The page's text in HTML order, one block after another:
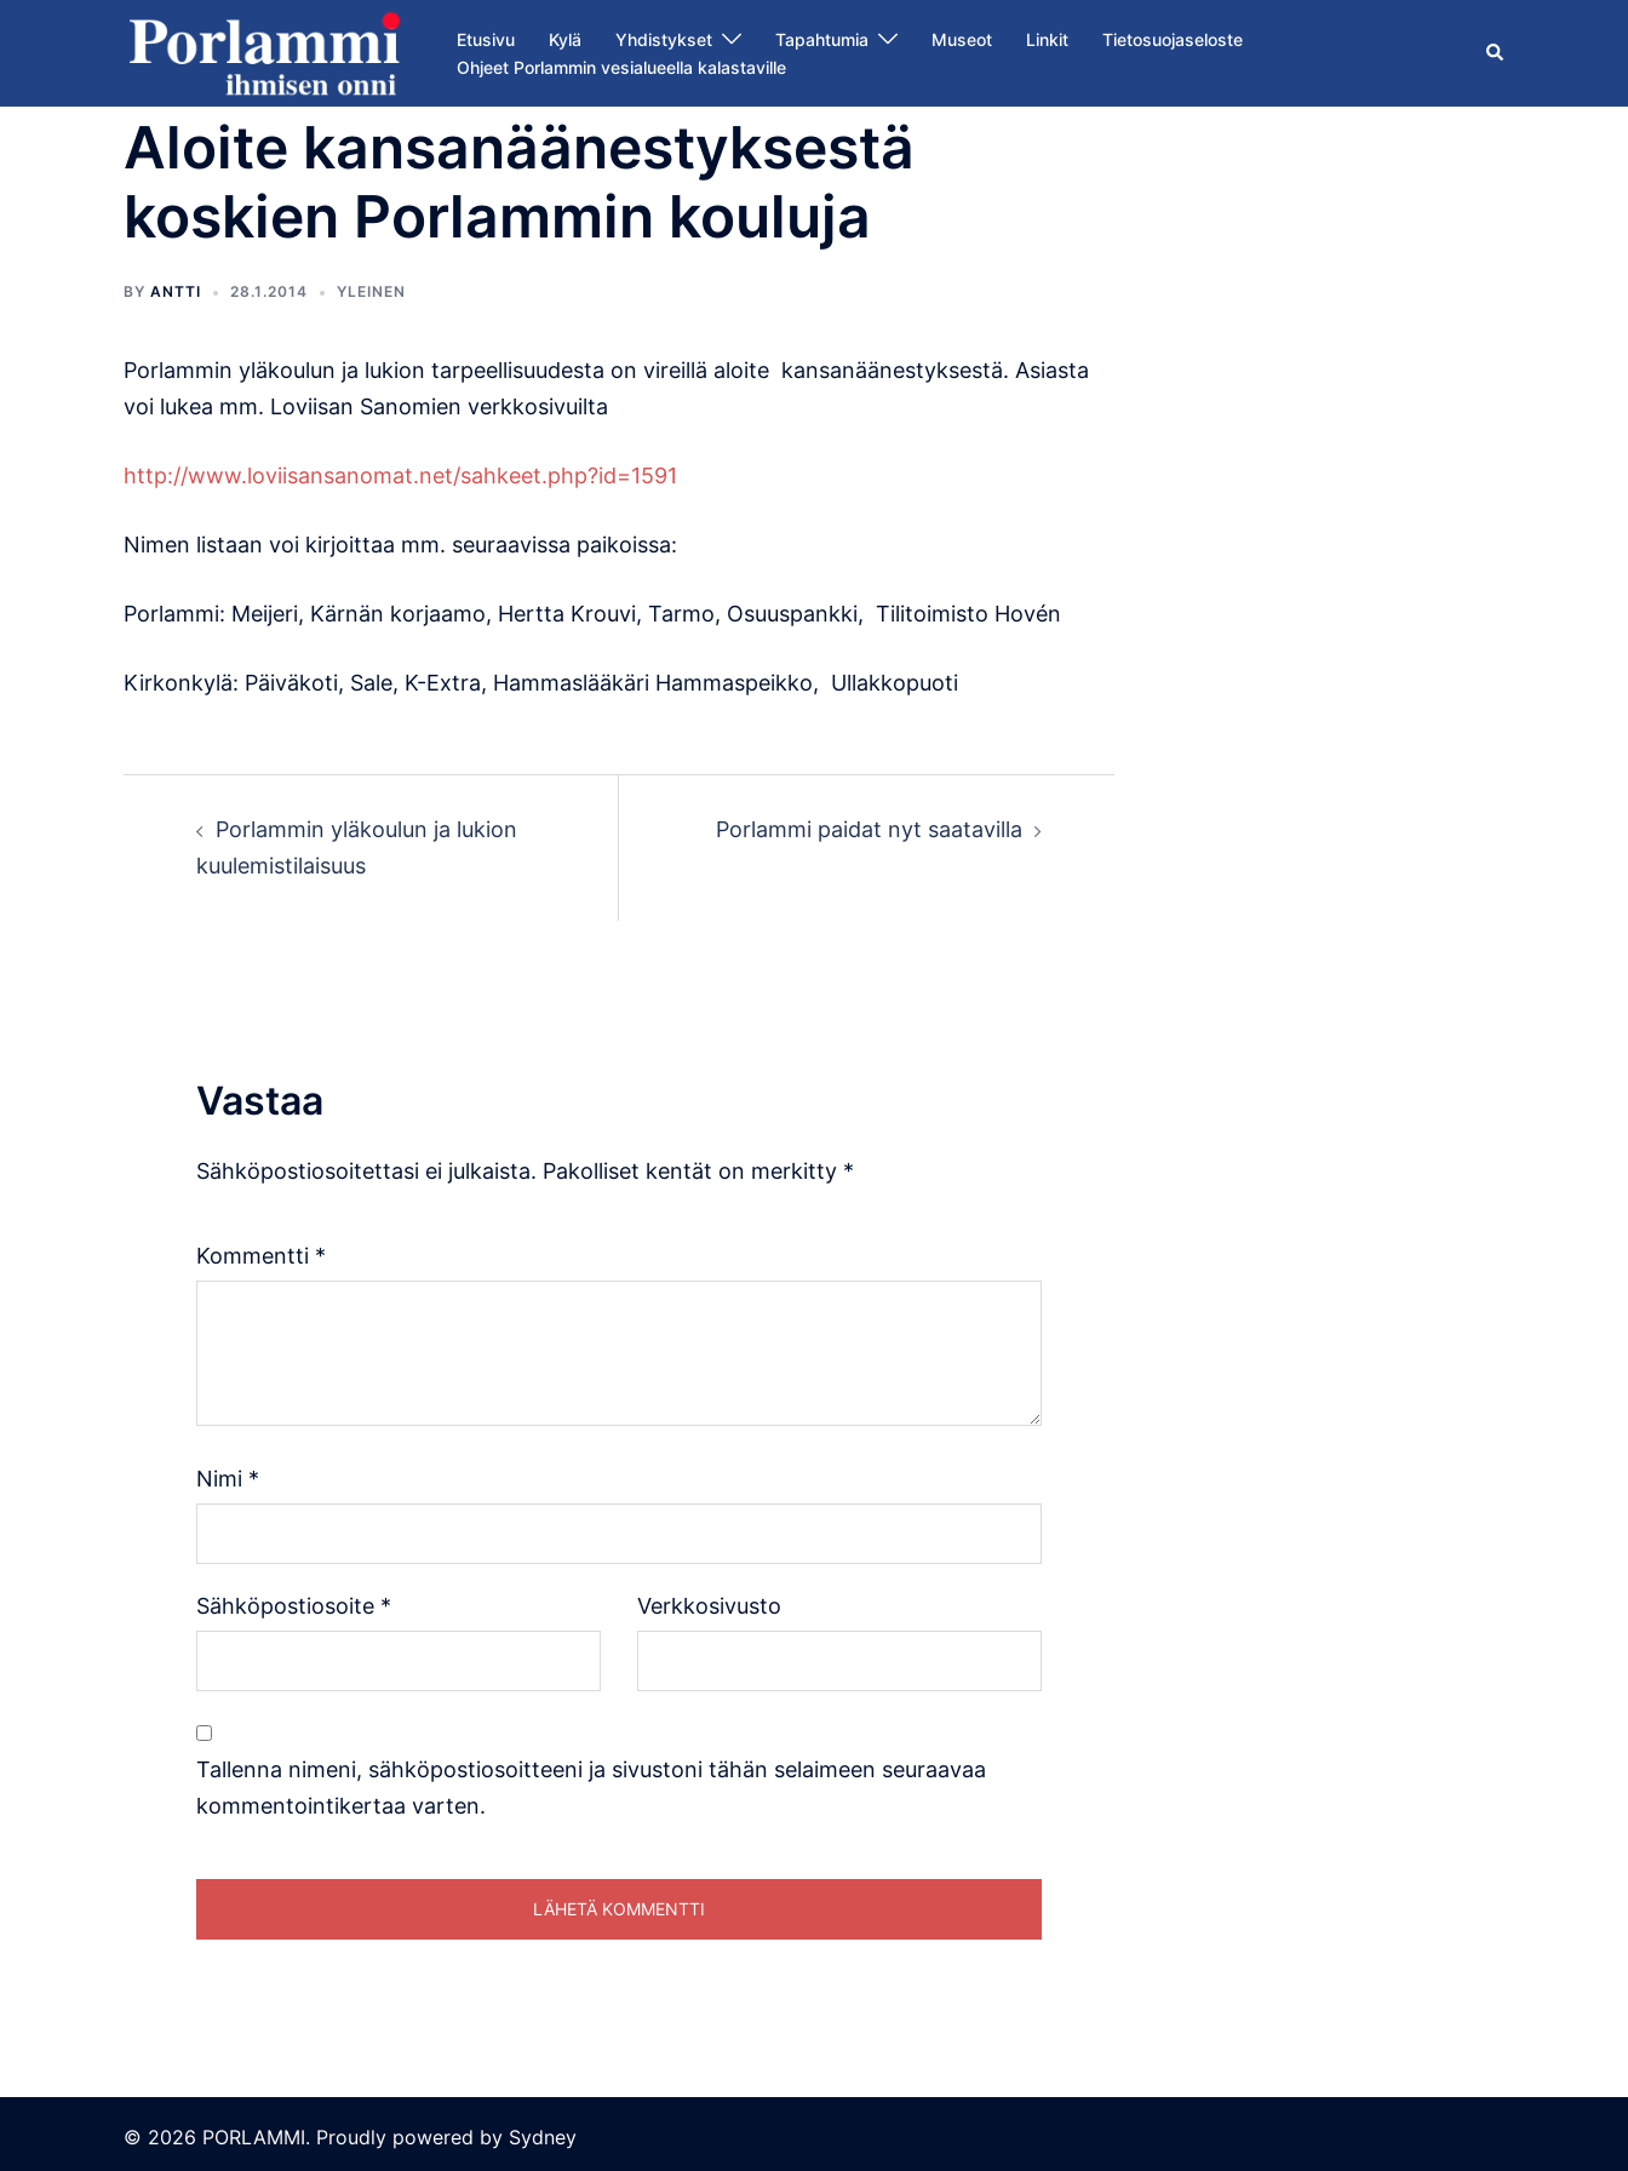
Etusivu Kylä Yhdistykset Tapahtumia Museot Linkit
Tietosuojaseloste
Ohjeet Porlammin vesialueella kalastaville
Search
Aloite kansanääne​styksestä
koskien Porlammin kouluja
BY ANTTI 28.1.2014 YLEINEN
Porlammin yläkoulun ja lukion tarpeellisuudesta on vireillä aloite kansanäänestyksestä. Asiasta
voi lukea mm. Loviisan Sanomien verkkosivuilta
http://www.loviisansanomat.net/sahkeet.php?id=1591
Nimen listaan voi kirjoittaa mm. seuraavissa paikoissa:
Porlammi: Meijeri, Kärnän korjaamo, Hertta Krouvi, Tarmo, Osuuspankki, Tilitoimisto Hovén
Kirkonkylä: Päiväkoti, Sale, K-Extra, Hammaslääkäri Hammaspeikko, Ullakkopuoti
navigation
Porlammin yläkoulun ja lukion
kuulemistilaisuus
Porlammi paidat nyt saatavilla
Vastaa
Sähköpostiosoitettasi ei julkaista. Pakolliset kentät on merkitty *
Kommentti *
Nimi *
Sähköpostiosoite * Verkkosivusto
Tallenna nimeni, sähköpostiosoitteeni ja sivustoni tähän selaimeen seuraavaa
kommentointikertaa varten.
© 2026 PORLAMMI. Proudly powered by Sydney